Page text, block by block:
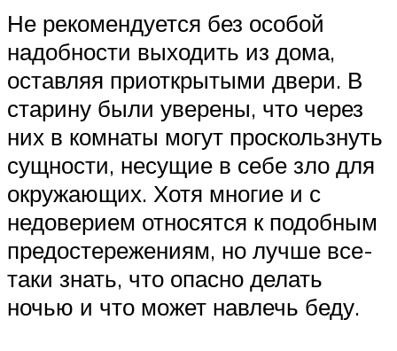
Не рекомендуется без особой
надобности выходить из дома,
оставляя приоткрытыми двери. В
старину были уверены, что через
них в комнаты могут проскользнуть
сущности, несущие в себе зло для
окружающих. Хотя многие и с
недоверием относятся к подобным
предостережениям, но лучше все-
таки знать, что опасно делать
ночью и что может навлечь беду.